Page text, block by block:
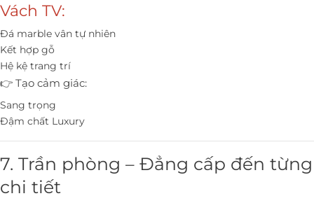
Vách TV:
Đá marble vân tự nhiên
Kết hợp gỗ
Hệ kệ trang trí
👉 Tạo cảm giác:
Sang trọng
Đậm chất Luxury
7. Trần phòng – Đẳng cấp đến từng
chi tiết